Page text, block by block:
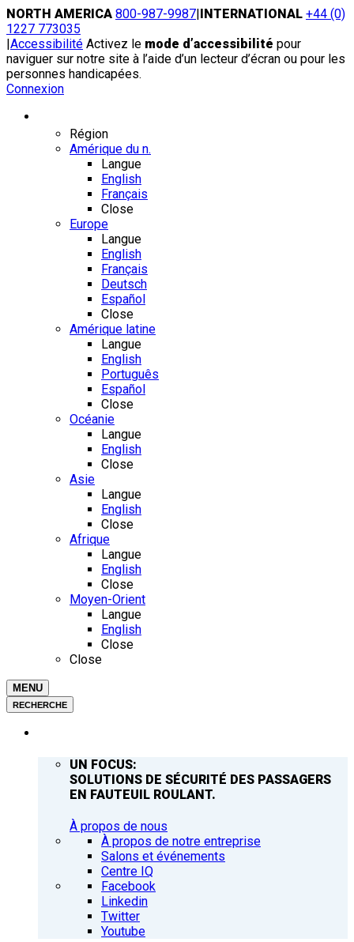
Skip
to
content
NORTH AMERICA 800-987-9987|INTERNATIONAL +44 (0)
1227 773035
|Accessibilité Activez le mode d’accessibilité pour
naviguer sur notre site à l’aide d’un lecteur d’écran ou pour les
personnes handicapées.
Connexion
Région
Amérique du n.
Langue
English
Français
Close
Europe
Langue
English
Français
Deutsch
Español
Close
Amérique latine
Langue
English
Português
Español
Close
Océanie
Langue
English
Close
Asie
Langue
English
Close
Afrique
Langue
English
Close
Moyen-Orient
Langue
English
Close
Close
MENU
RECHERCHE
UN FOCUS:
SOLUTIONS DE SÉCURITÉ DES PASSAGERS
EN FAUTEUIL ROULANT.
À propos de nous
À propos de notre entreprise
Salons et événements
Centre IQ
Facebook
Linkedin
Twitter
Youtube